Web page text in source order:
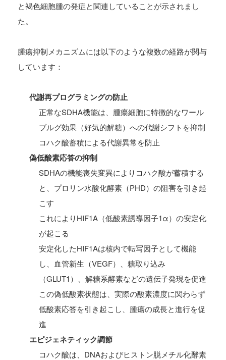
と褐色細胞腫の発症と関連していることが示されまし
た。
腫瘍抑制メカニズムには以下のような複数の経路が関与
しています：
代謝再プログラミングの防止
正常なSDHA機能は、腫瘍細胞に特徴的なワール
ブルグ効果（好気的解糖）への代謝シフトを抑制
コハク酸蓄積による代謝異常を防止
偽低酸素応答の抑制
SDHAの機能喪失変異によりコハク酸が蓄積する
と、プロリン水酸化酵素（PHD）の阻害を引き起
こす
これによりHIF1A（低酸素誘導因子1α）の安定化
が起こる
安定化したHIF1Aは核内で転写因子として機能
し、血管新生（VEGF）、糖取り込み
（GLUT1）、解糖系酵素などの遺伝子発現を促進
この偽低酸素状態は、実際の酸素濃度に関わらず
低酸素応答を引き起こし、腫瘍の成長と進行を促
進
エピジェネティック調節
コハク酸は、DNAおよびヒストン脱メチル化酵素